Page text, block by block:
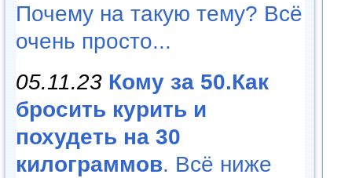
Почему на такую тему? Всё
очень просто...
05.11.23 Кому за 50.Как
бросить курить и
похудеть на 30
килограммов. Всё ниже